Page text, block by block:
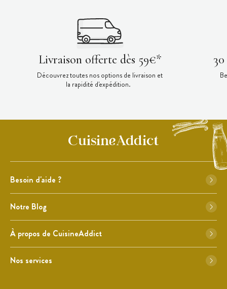
Livraison offerte dès 59€*
Découvrez toutes nos options de livraison et
la rapidité d'expédition.
Besoin d'aide ?
Notre Blog
À propos de CuisineAddict
Nos services